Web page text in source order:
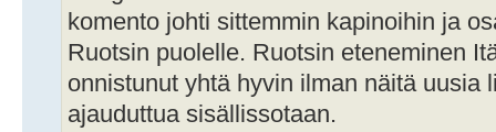
komento johti sittemmin kapinoihin ja
Ruotsin puolelle. Ruotsin eteneminen
onnistunut yhtä hyvin ilman näitä uusia
ajauduttua sisällissotaan.